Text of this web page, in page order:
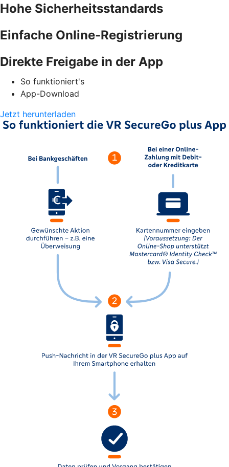
Hohe Sicherheitsstandards
Einfache Online-Registrierung
Direkte Freigabe in der App
So funktioniert's
App-Download
Jetzt herunterladen